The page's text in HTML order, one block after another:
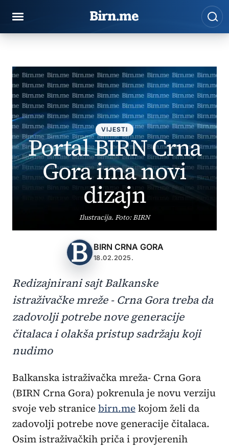
BIRN
Vijesti
Portal BIRN Crna Gora ima novi dizajn
VIJESTI
Portal BIRN Crna
Gora ima novi
dizajn
Ilustracija. Foto: BIRN
BIRN CRNA GORA
18.02.2025.
Redizajnirani sajt Balkanske
istraživačke mreže - Crna Gora treba da
zadovolji potrebe nove generacije
čitalaca i olakša pristup sadržaju koji
nudimo
Balkanska istraživačka mreža- Crna Gora
(BIRN Crna Gora) pokrenula je novu verziju
svoje veb stranicebirn.mekojom želi da
zadovolji potrebe nove generacije čitalaca.
Osim istraživačkih priča i provjerenih